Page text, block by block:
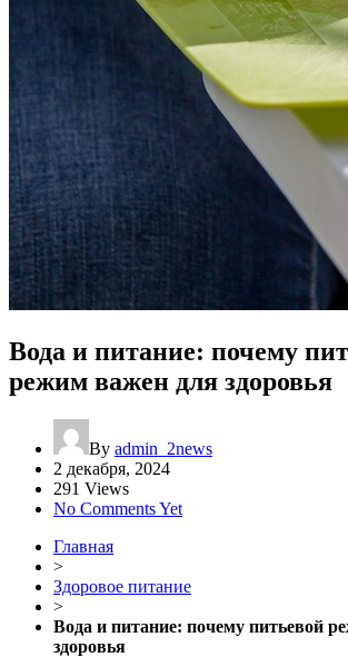
Вода и питание: почему
режим важен для здоровья
By admin_2news
2 декабря, 2024
291 Views
No Comments Yet
Главная
>
Здоровое питание
>
Вода и питание: почему питьевой
здоровья